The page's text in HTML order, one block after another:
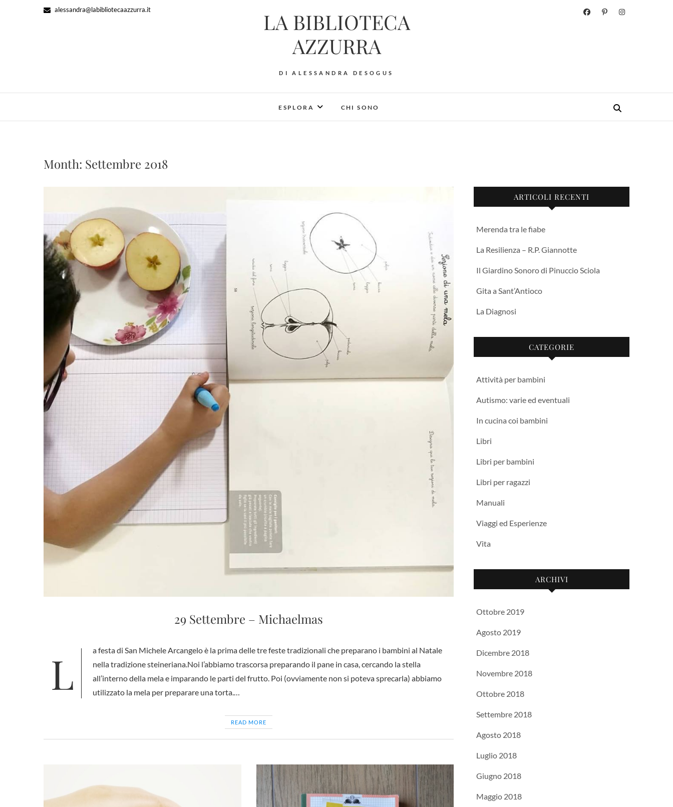
alessandra@labibliotecaazzurra.it
LA BIBLIOTECA
AZZURRA
DI ALESSANDRA DESOGUS
ESPLORA CHI SONO
Month: Settembre 2018
29 Settembre – Michaelmas
La festa di San Michele Arcangelo è la prima delle tre feste tradizionali che preparano i bambini al Natale
nella tradizione steineriana.Noi l’abbiamo trascorsa preparando il pane in casa, cercando la stella
all’interno della mela e imparando le parti del frutto. Poi (ovviamente non si poteva sprecarla) abbiamo
utilizzato la mela per preparare una torta.…
READ MORE
ARTICOLI RECENTI
Merenda tra le fiabe
La Resilienza – R.P. Giannotte
Il Giardino Sonoro di Pinuccio Sciola
Gita a Sant’Antioco
La Diagnosi
CATEGORIE
Attività per bambini
Autismo: varie ed eventuali
In cucina coi bambini
Libri
Libri per bambini
Libri per ragazzi
Manuali
Viaggi ed Esperienze
Vita
ARCHIVI
Ottobre 2019
Agosto 2019
Dicembre 2018
Novembre 2018
Ottobre 2018
Settembre 2018
Agosto 2018
Luglio 2018
Giugno 2018
Maggio 2018